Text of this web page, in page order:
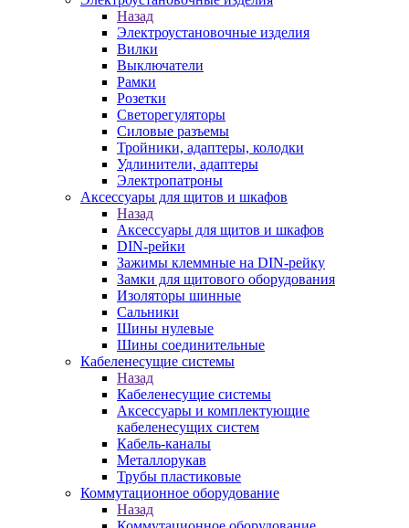
Назад
Электроустановочные изделия
Вилки
Выключатели
Рамки
Розетки
Светорегуляторы
Силовые разъемы
Тройники, адаптеры, колодки
Удлинители, адаптеры
Электропатроны
Аксессуары для щитов и шкафов
Назад
Аксессуары для щитов и шкафов
DIN-рейки
Зажимы клеммные на DIN-рейку
Замки для щитового оборудования
Изоляторы шинные
Сальники
Шины нулевые
Шины соединительные
Кабеленесущие системы
Назад
Кабеленесущие системы
Аксессуары и комплектующие
кабеленесущих систем
Кабель-каналы
Металлорукав
Трубы пластиковые
Коммутационное оборудование
Назад